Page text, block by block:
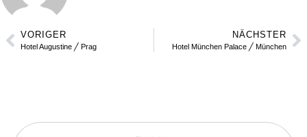
VORIGER
Hotel Augustine ╱ Prag
NÄCHSTER
Hotel München Palace ╱ München